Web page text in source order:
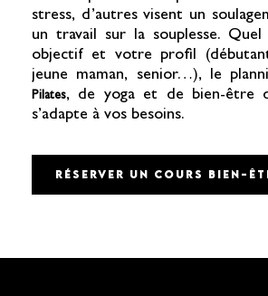
stress, d’autres visent un
un travail sur la souplesse.
objectif et votre profil
jeune maman, senior…), le
Pilates, de yoga et de bien-être
s’adapte à vos besoins.
RÉSERVER UN COURS BIEN-